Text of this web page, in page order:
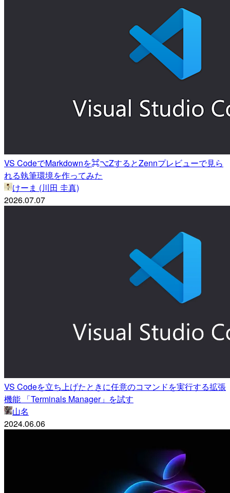
VS CodeでMarkdownを⌘⌥ZするとZennプレビューで見ら
れる執筆環境を作ってみた
けーま (川田 圭真)
2026.07.07
VS Codeを立ち上げたときに任意のコマンドを実行する拡張
機能 「Terminals Manager」を試す
山名
2024.06.06